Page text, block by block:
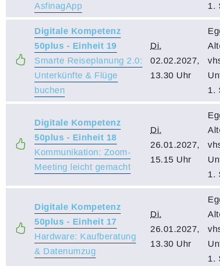
AsfinagApp
1.
Digitale Kompetenz
50plus - Einheit 19
Smarte Reiseplanung 2.0:
Unterkünfte & Flüge
buchen
Di.
02.02.2027,
13.30 Uhr
1.
Digitale Kompetenz
50plus - Einheit 18
Kommunikation: Zoom-
Meeting leicht gemacht
Di.
26.01.2027,
15.15 Uhr
1.
Digitale Kompetenz
50plus - Einheit 17
Hardware: Kaufberatung
& Datenumzug
Di.
26.01.2027,
13.30 Uhr
1.